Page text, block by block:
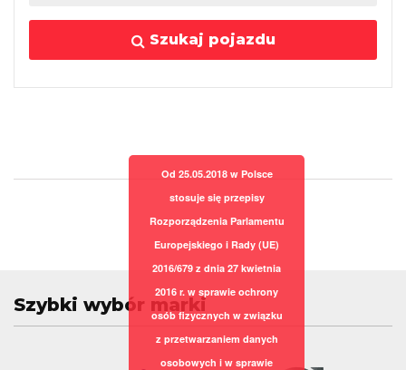
Szukaj pojazdu
Szybki wybór marki
Od 25.05.2018 w Polsce
stosuje się przepisy
Rozporządzenia Parlamentu
Europejskiego i Rady (UE)
2016/679 z dnia 27 kwietnia
2016 r. w sprawie ochrony
osób fizycznych w związku
z przetwarzaniem danych
osobowych i w sprawie